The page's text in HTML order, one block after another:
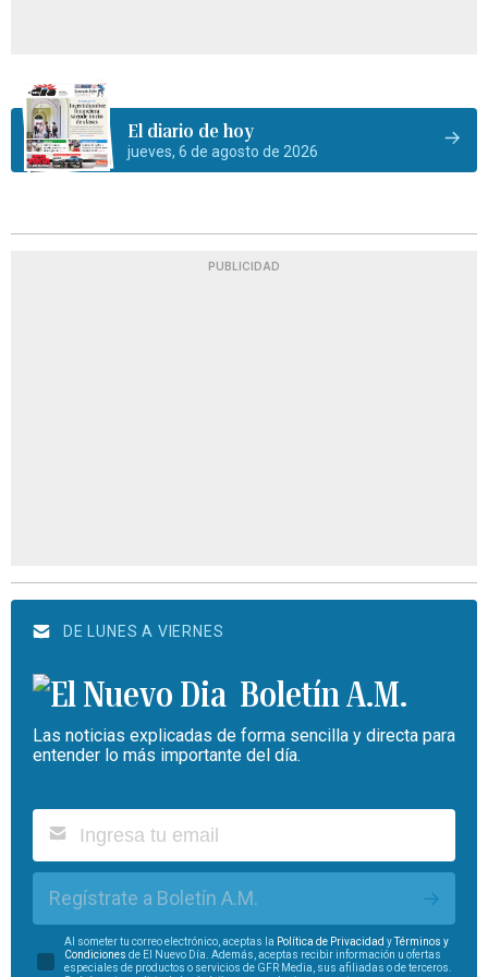
El diario de hoy
jueves, 6 de agosto de 2026
PUBLICIDAD
DE LUNES A VIERNES
Boletín A.M.
Las noticias explicadas de forma sencilla y directa para
entender lo más importante del día.
Regístrate a Boletín A.M.
Al someter tu correo electrónico, aceptas la Política de Privacidad y
Términos y
Condiciones de El Nuevo Día. Además, aceptas recibir información u ofertas
especiales de productos o servicios de GFR Media, sus afiliadas o de terceros.